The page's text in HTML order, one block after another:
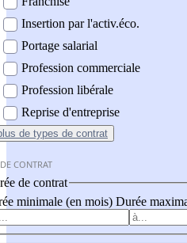
Insertion par l'activ.éco.
Portage salarial
Profession commerciale
Profession libérale
Reprise d'entreprise
de types de contrat
CONTRAT
de contrat
minimale (en mois) Durée